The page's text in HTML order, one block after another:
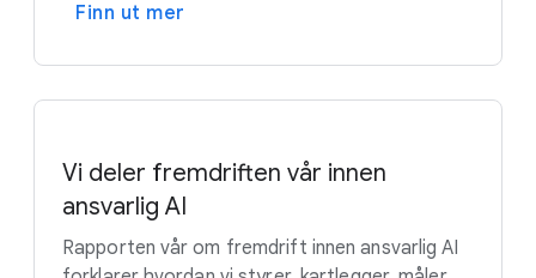
Finn ut mer
Vi deler fremdriften vår innen
ansvarlig AI
Rapporten vår om fremdrift innen ansvarlig AI